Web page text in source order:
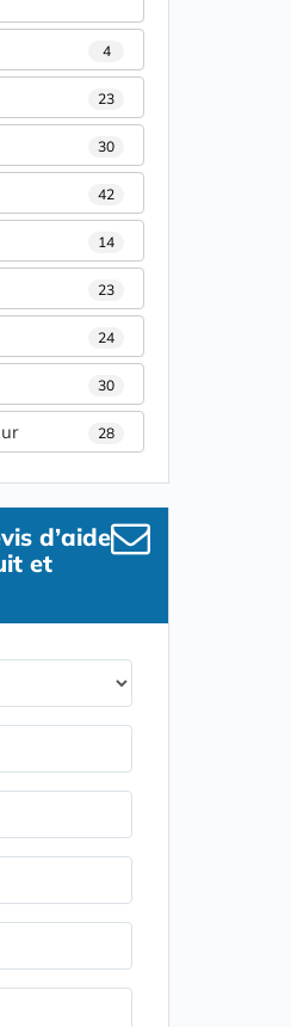
4
23
30
42
14
23
24
30
28
d’aide
et